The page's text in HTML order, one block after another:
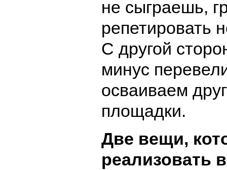
не сыграешь,
репетировать
С другой
минус
осваиваем
площадки.
Две вещи,
реализовать